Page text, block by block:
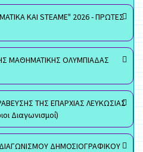
ΚΑΙ STEAME" 2026 - ΠΡΩΤΕΣ
ΜΑΘΗΜΑΤΙΚΗΣ ΟΛΥΜΠΙΑΔΑΣ
ΤΗΣ ΕΠΑΡΧΙΑΣ ΛΕΥΚΩΣΙΑΣ
Διαγωνισμοί)
ΔΗΜΟΣΙΟΓΡΑΦΙΚΟΥ